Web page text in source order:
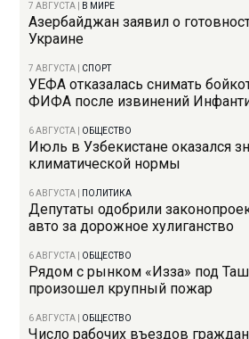
7 АВГУСТА В МИРЕ
Азербайджан заявил о
Украине
7 АВГУСТА СПОРТ
УЕФА отказалась снимать
ФИФА после извинений
6 АВГУСТА ОБЩЕСТВО
Июль в Узбекистане оказался
климатической нормы
6 АВГУСТА ПОЛИТИКА
Депутаты одобрили
авто за дорожное хулиганство
6 АВГУСТА ОБЩЕСТВО
Рядом с рынком «Изза» под
произошел крупный пожар
6 АВГУСТА ОБЩЕСТВО
Число рабочих въездов